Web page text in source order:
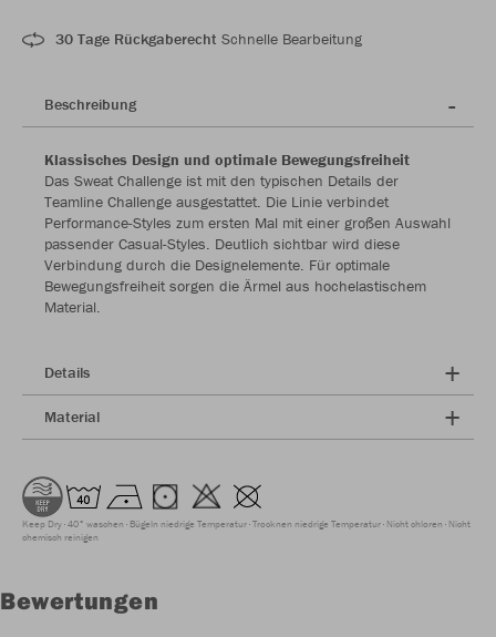
30 Tage Rückgaberecht Schnelle Bearbeitung
Beschreibung
Klassisches Design und optimale Bewegungsfreiheit
Das Sweat Challenge ist mit den typischen Details der
Teamline Challenge ausgestattet. Die Linie verbindet
Performance-Styles zum ersten Mal mit einer großen Auswahl
passender Casual-Styles. Deutlich sichtbar wird diese
Verbindung durch die Designelemente. Für optimale
Bewegungsfreiheit sorgen die Ärmel aus hochelastischem
Material.
Details
Material
Keep Dry 40° waschen Bügeln niedrige Temperatur Trocknen niedrige Temperatur Nicht chloren Nicht
chemisch reinigen
Bewertungen